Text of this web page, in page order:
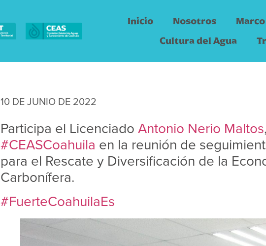
Inicio Nosotros
Cultura del Agua
10 DE JUNIO DE 2022
Participa el LicenciadoAntonio Nerio Maltos
#CEASCoahuila en la reunión de
para el Rescate y Diversificación de la
Carbonífera.
#FuerteCoahuilaEs